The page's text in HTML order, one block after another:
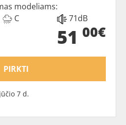
modeliams:
C 71dB
51 00€
PIRKTI
7 d.